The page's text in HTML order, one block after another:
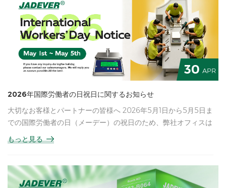
Holiday Period: June 19th — June 21st, 2026 (3 days in total)
Resumption of Work: Monday, June 22nd, 2026 Business
Notice 1. All offline services, warehouse delivery, order review,
sample delivery and official business will be suspended
during the holiday. All orders, consultation and after-sales
requests submitted during the holiday will be processed in
order after we resume work. 2. For urgent business matters,
please contact your exclusive account manager for
Logistics pickup and delivery will be suspended during the
holiday. Please arrange your order and delivery plan in
advance to avoid any schedule delay. We apologize for any
and cooperation. Best regards, JADEVER
30 APR
2026年国際労働者の日祝日に関するお知らせ
大切なお客様とパートナーの皆様へ 2026年5月1日から5月5日ま
での国際労働者の日（メーデー）の祝日のため、弊社オフィスは
休業いたしますのでお知らせいたします。 この期間中、弊社の
生産および物流業務は一時的に停止し、新規注文の処理、出荷、
は定期的にメールを確認いたします。緊急のお問い合わせがござ
いましたら、お気軽に営業担当者まで直接ご連絡ください。業務
もっと見る